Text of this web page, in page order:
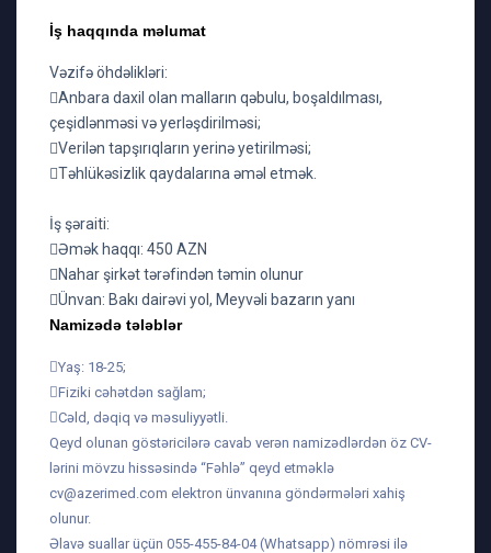
İş haqqında məlumat
Vəzifə öhdəlikləri:
Anbara daxil olan malların qəbulu, boşaldılması,
çeşidlənməsi və yerləşdirilməsi;
Verilən tapşırıqların yerinə yetirilməsi;
Təhlükəsizlik qaydalarına əməl etmək.
İş şəraiti:
Əmək haqqı: 450 AZN
Nahar şirkət tərəfindən təmin olunur
Ünvan: Bakı dairəvi yol, Meyvəli bazarın yanı
Namizədə tələblər
Yaş: 18-25;
Fiziki cəhətdən sağlam;
Cəld, dəqiq və məsuliyyətli.
Qeyd olunan göstəricilərə cavab verən namizədlərdən öz CV-
lərini mövzu hissəsində “Fəhlə” qeyd etməklə
cv@azerimed.com elektron ünvanına göndərmələri xahiş
olunur.
Əlavə suallar üçün 055-455-84-04 (Whatsapp) nömrəsi ilə